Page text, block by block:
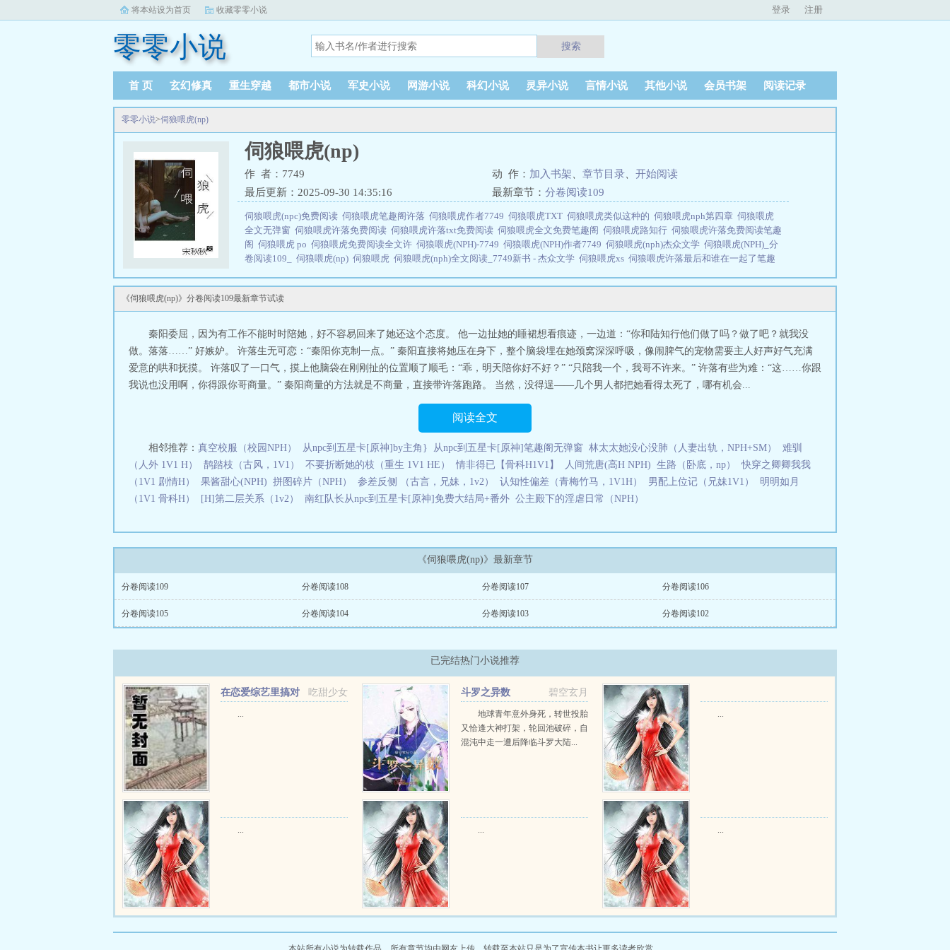
将本站设为首页 收藏零零小说 登录 注册
零零小说 搜索
首 页 玄幻修真 重生穿越 都市小说 军史小说 网游小说 科幻小说 灵异小说 言情小说 其他小说 会员书架 阅读记录
零零小说>伺狼喂虎(np)
伺狼喂虎(np)
作 者：7749 动 作： 加入书架 章节目录
开始阅读
最后更新：2025-09-30 14:35:16
最新章节： 分卷阅读109
伺狼喂虎(npc)免费阅读 伺狼喂虎笔趣阁许落 伺狼喂虎作者7749 伺狼喂虎TXT 伺狼喂虎类似这种的 伺狼喂虎nph第四章 伺狼喂虎
全文无弹窗 伺狼喂虎许落免费阅读 伺狼喂虎许落txt免费阅读 伺狼喂虎全文免费笔趣阁 伺狼喂虎路知行 伺狼喂虎许落免费阅读笔趣
阁 伺狼喂虎 po 伺狼喂虎免费阅读全文许 伺狼喂虎(NPH)-7749 伺狼喂虎(NPH)作者7749 伺狼喂虎(nph)杰众文学 伺狼喂虎(NPH)_分
卷阅读109_ 伺狼喂虎(np) 伺狼喂虎 伺狼喂虎(nph)全文阅读_7749新书 - 杰众文学 伺狼喂虎xs 伺狼喂虎许落最后和谁在一起了笔趣
全本免费阅读笔趣阁伺狼喂虎txt百度伺狼喂虎全伺狼喂虎 笔趣阁伺狼喂虎by宋秋秋伺狼喂虎宋秋秋免费阅读伺狼喂虎(nph)最新
章节伺狼喂虎(NPH)_完整章节目录 - 乐乐
性)伺狼喂虎宋秋秋伺狼喂虎 by伺狼喂虎(NPH)/7749伺狼喂虎宋秋秋在线阅读伺狼喂虎许落免费阅读无弹窗伺狼喂虎!伺狼喂虎
喂虎伺狼喂虎全文阅读伺狼喂虎 全文免费阅读许落伺狼喂虎by许落笔趣阁伺狼喂虎类似 伺狼喂虎(NPH)全文阅读伺狼喂虎阅
读
伺狼喂虎 许落 伺狼喂虎全章 伺狼喂虎许落 伺狼喂虎by宋知秋 伺狼喂虎by许落全文免费阅读 伺狼喂虎(nph) 伺狼喂虎相似
伺狼
喂虎完整笔趣阁伺狼喂虎 宋秋秋在线阅读免费全文伺狼喂虎by宋秋秋免费阅读伺狼喂虎同类型 伺狼喂虎(NPH)全部章节伺狼喂虎
(np)po
伺狼喂虎by许落伺狼喂虎许落最后和谁在一起了 伺狼喂虎by许落类似文伺狼喂虎许落免费阅读笔伺狼喂虎完结伺狼喂虎
完整伺狼喂虎txt伺狼喂虎许落陆知行阅读笔趣阁伺狼喂虎by许落全文免费伺狼喂虎全文免费阅读模式伺狼喂虎(NP)全文免费阅
伺狼喂虎全文免费阅读
伺狼喂虎NPC笔趣阁 伺狼喂虎 全文阅读无弹窗
狼喂虎(NPH)_7749_旺仔网 伺狼喂虎by宋秋秋[/cp 伺狼喂虎(NPH)_伺狼喂虎全文免费阅读笔趣阁伺狼喂虎许落全文免费阅读伺狼
喂虎第四章
伺狼喂虎(NPH)7749 著 伺狼喂虎免费阅读txt 伺狼喂虎(NPH)全文免费阅读
by 伺狼喂虎by宋秋秋笔趣阁伺狼喂虎NPH全文阅读伺狼喂虎(NPH) 在线阅读 伺狼喂虎是伺狼喂虎笔趣下书伺狼喂虎(NPH)
(7749)_伺狼喂虎百度伺狼喂虎四个男主伺狼喂虎许落最后和谁在伺狼喂虎许落 免费阅读 许落好运气，遇到的男人，没有一个是
善茬。剧情向。理想化。8.21完结，无番外不用等肉章收费，千字50po币全本折合RMB下来4元，喜欢请支持正版，谢谢po币充值方
《伺狼喂虎(np)》分卷阅读109最新章节试读
秦阳委屈，因为有工作不能时时陪她，好不容易回来了她还这个态度。 他一边扯她的睡裙想看痕迹，一边道：“你和陆知行他们做了吗？做了吧？就我没
做。落落……” 好嫉妒。 许落生无可恋：“秦阳你克制一点。” 秦阳直接将她压在身下，整个脑袋埋在她颈窝深深呼吸，像闹脾气的宠物需要主人好声好气充满
爱意的哄和抚摸。 许落叹了一口气，摸上他脑袋在刚刚扯的位置顺了顺毛：“乖，明天陪你好不好？” “只陪我一个，我哥不许来。” 许落有些为难：“这……你跟
我说也没用啊，你得跟你哥商量。” 秦阳商量的方法就是不商量，直接带许落跑路。 当然，没得逞——几个男人都把她看得太死了，哪有机会...
阅读全文
相邻推荐： 真空校服（校园NPH） 从npc到五星卡[原神]by主角} 从npc到五星卡[原神]笔趣阁无弹窗 林太太她没心没肺（人妻出轨，NPH+SM）
难驯
（人外 1V1 H）
鹊踏枝（古风，1V1） 不要折断她的枝（重生 1V1 HE） 情非得已【骨科H1V1】 人间荒唐(高H NPH) 生路（卧底，np）
快穿之卿卿我我
（1V1 剧情H）
果酱甜心(NPH) 拼图碎片（NPH） 参差反侧 （古言，兄妹，1v2） 认知性偏差（青梅竹马，1V1H） 男配上位记（兄妹1V1）
明明如月
（1V1 骨科H）
[H]第二层关系（1v2） 南红队长从npc到五星卡[原神]免费大结局+番外 公主殿下的淫虐日常（NPH）
《伺狼喂虎(np)》最新章节
分卷阅读109 分卷阅读108 分卷阅读107 分卷阅读106
分卷阅读105 分卷阅读104 分卷阅读103 分卷阅读102
已完结热门小说推荐
吃甜少女
在恋爱综艺里搞对
...
碧空玄月
斗罗之异数
地球青年意外身死，转世投胎
又恰逢大神打架，轮回池破碎，自
混沌中走一遭后降临斗罗大陆...
...
... ... ...